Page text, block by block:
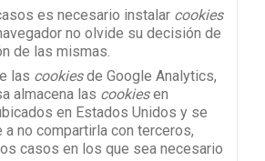
es necesario instalar cookies
no olvide su decisión de
de las mismas.
las cookiesde Google Analytics,
almacena las cookiesen
en Estados Unidos y se
a no compartirla con terceros,
casos en los que sea necesario